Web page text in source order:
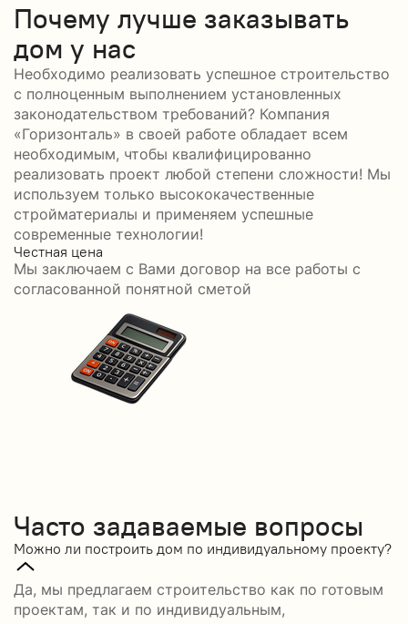
Почему лучше заказывать
дом у нас
Необходимо реализовать успешное строительство
с полноценным выполнением установленных
законодательством требований? Компания
«Горизонталь» в своей работе обладает всем
необходимым, чтобы квалифицированно
реализовать проект любой степени сложности! Мы
используем только высококачественные
стройматериалы и применяем успешные
современные технологии!
Честная цена
Мы заключаем с Вами договор на все работы с
согласованной понятной сметой
Часто задаваемые вопросы
Можно ли построить дом по индивидуальному проекту?
Да, мы предлагаем строительство как по готовым
проектам, так и по индивидуальным,